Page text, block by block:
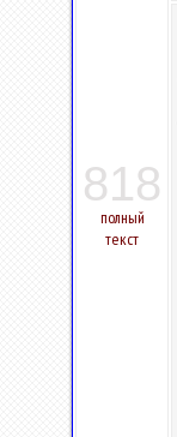
818
полный
текст